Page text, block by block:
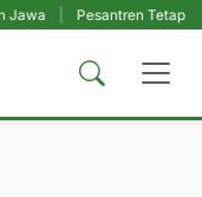
Pesantren Tetap Pendidikan